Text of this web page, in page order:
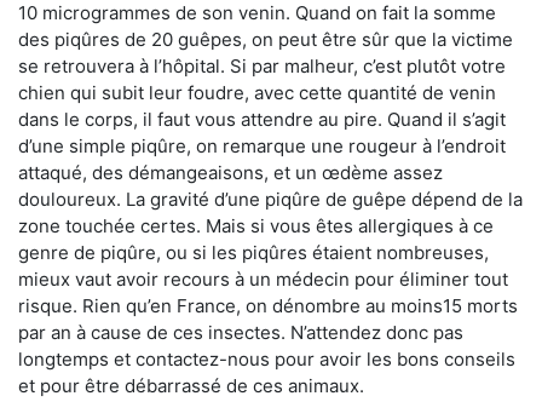
10 microgrammes de son venin. Quand on fait la somme
des piqûres de 20 guêpes, on peut être sûr que la victime
se retrouvera à l’hôpital. Si par malheur, c’est plutôt votre
chien qui subit leur foudre, avec cette quantité de venin
dans le corps, il faut vous attendre au pire. Quand il s’agit
d’une simple piqûre, on remarque une rougeur à l’endroit
attaqué, des démangeaisons, et un œdème assez
douloureux. La gravité d’une piqûre de guêpe dépend de la
zone touchée certes. Mais si vous êtes allergiques à ce
genre de piqûre, ou si les piqûres étaient nombreuses,
mieux vaut avoir recours à un médecin pour éliminer tout
risque. Rien qu’en France, on dénombre au moins15 morts
par an à cause de ces insectes. N’attendez donc pas
longtemps et contactez-nous pour avoir les bons conseils
et pour être débarrassé de ces animaux.